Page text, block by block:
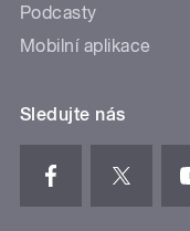
Podcasty
Mobilní aplikace
Sledujte nás